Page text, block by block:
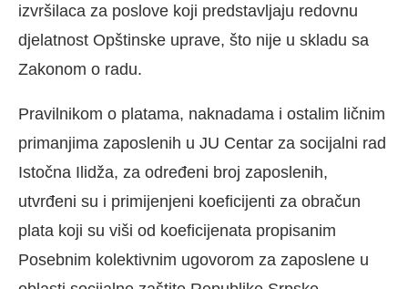
izvršilaca za poslove koji predstavljaju redovnu
djelatnost Opštinske uprave, što nije u skladu sa
Zakonom o radu.
Pravilnikom o platama, naknadama i ostalim ličnim
primanjima zaposlenih u JU Centar za socijalni rad
Istočna Ilidža, za određeni broj zaposlenih,
utvrđeni su i primijenjeni koeficijenti za obračun
plata koji su viši od koeficijenata propisanim
Posebnim kolektivnim ugovorom za zaposlene u